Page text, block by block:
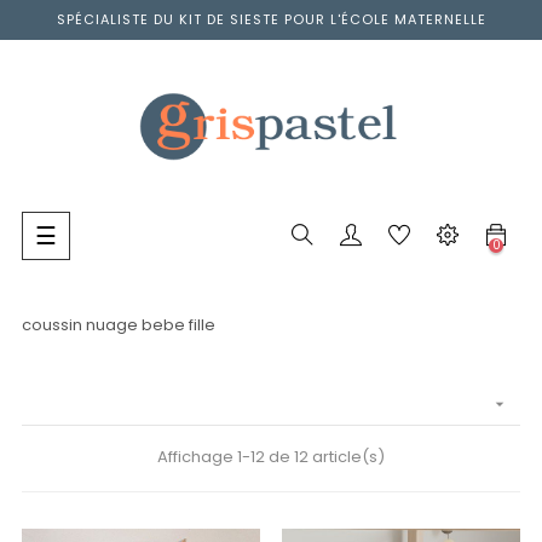
SPÉCIALISTE DU KIT DE SIESTE POUR L'ÉCOLE MATERNELLE
Basculer
la
☰ 0
coussin nuage bebe fille

Affichage 1-12 de 12 article(s)